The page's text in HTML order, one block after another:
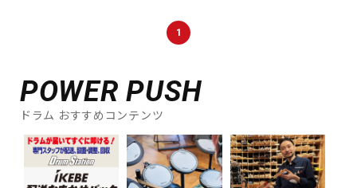
1
POWER PUSH
ドラム おすすめコンテンツ